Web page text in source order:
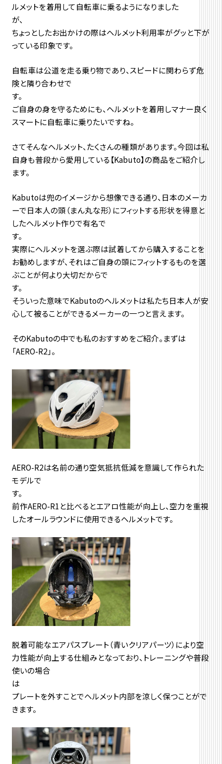
ルメットを着用して自転車に乗るようになりました
ちょっとしたお出かけの際はヘルメット利用率がグッと下が
っている印象です。
自転車は公道を走る乗り物であり、スピードに関わらず危
険と隣り合わせで
す
ご自身の身を守るためにも、ヘルメットを着用しマナー良く
スマートに自転車に乗りたいですね。
さてそんなヘルメット、たくさんの種類があります。今回は私
自身も普段から愛用している【Kabuto】の商品をご紹介し
ます。
Kabutoは兜のイメージから想像できる通り、日本のメーカ
ーで日本人の頭（まん丸な形）にフィットする形状を得意と
したヘルメット作りで有名で
す
実際にヘルメットを選ぶ際は試着してから購入することを
お勧めしますが、それはご自身の頭にフィットするものを選
ぶことが何より大切だからで
す。
そういった意味でKabutoのヘルメットは私たち日本人が安
心して被ることができるメーカーの一つと言えます。
そのKabutoの中でも私のおすすめをご紹介。まずは
「AERO-R2」。
AERO-R2は名前の通り空気抵抗低減を意識して作られた
モデルで
す
前作AERO-R1と比べるとエアロ性能が向上し、空力を重視
したオールラウンドに使用できるヘルメットです。
脱着可能なエアパスプレート（青いクリアパーツ）により空
力性能が向上する仕組みとなっており、トレーニングや普段
使いの場合
プレートを外すことでヘルメット内部を涼しく保つことがで
きます。